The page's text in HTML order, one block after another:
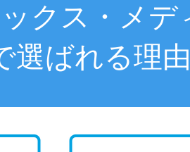
クス・メデ
選ばれる理由